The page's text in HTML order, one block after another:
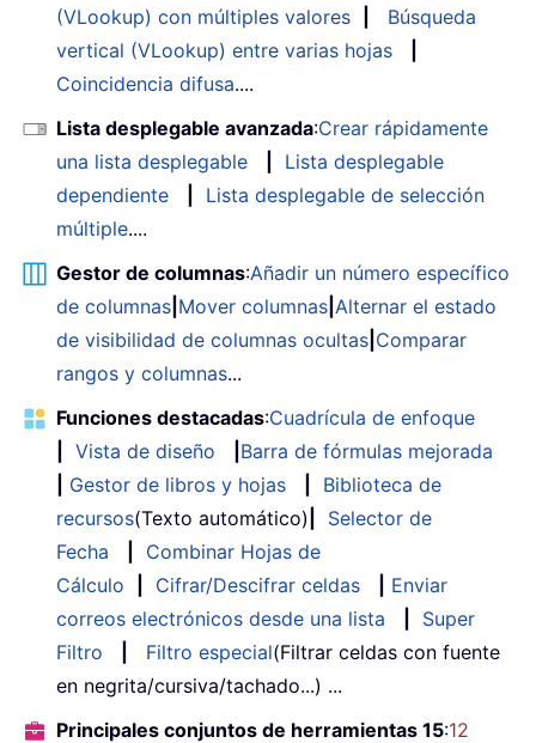
(VLookup) con múltiples valores
Búsqueda
vertical (VLookup) entre varias hojas
Coincidencia difusa....
Lista desplegable avanzada:Crear rápidamente
una lista desplegable
Lista desplegable
dependiente
Lista desplegable de selección
múltiple....
Gestor de columnas:Añadir un número específico
de columnas Mover columnas Alternar el estado
de visibilidad de columnas ocultas Comparar
rangos y columnas...
Funciones destacadas:Cuadrícula de enfoque
Vista de diseño
Barra de fórmulas mejorada
Gestor de libros y hojas
Biblioteca de
recursos(Texto automático)
Selector de
Fecha
Combinar Hojas de
Cálculo
Cifrar/Descifrar celdas
Enviar
correos electrónicos desde una lista
Super
Filtro
Filtro especial(Filtrar celdas con fuente
en negrita/cursiva/tachado...) ...
Principales conjuntos de herramientas 15:12